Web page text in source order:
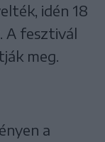
idén 18
A fesztivál
meg.
a